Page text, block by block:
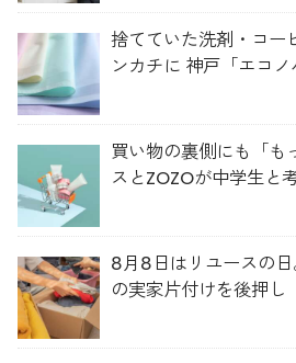
捨てていた洗剤・コー
ンカチに 神戸「エコ
買い物の裏側にも「も
スとZOZOが中学生と
8月8日はリユースの
の実家片付けを後押し